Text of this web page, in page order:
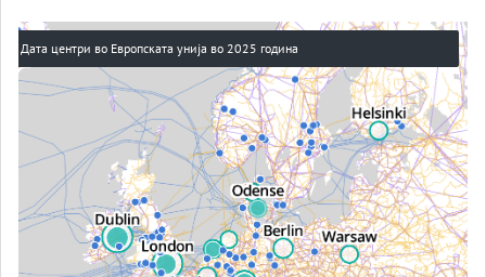
Дата центри во Европската унија во 2025 година